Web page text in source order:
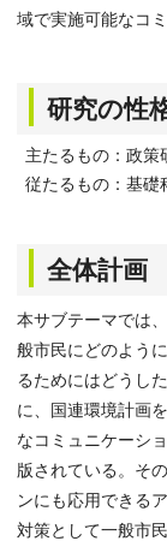
域で実施可能なコ
研究の性
主たるもの：政策
従たるもの：基礎
全体計画
本サブテーマでは
般市民にどのよう
るためにはどうし
に、国連環境計画
なコミュニケーシ
版されている。そ
ンにも応用できる
対策として一般市